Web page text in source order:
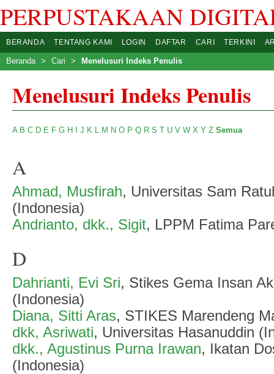
PERPUSTAKAAN
BERANDA TENTANG KAMI LOGIN DAFTAR CARI TERKINI
Beranda > Cari > Menelusuri Indeks Penulis
Menelusuri Indeks Penulis
A B C D E F G H J K M N O P Q R S T U V W X Y Z Semua
A
Ahmad, Musfirah, Universitas Sam
(Indonesia)
Andrianto, dkk., Sigit, LPPM Fatima
D
Dahrianti, Evi Sri, Stikes Gema Insan
(Indonesia)
Diana, Sitti Aras, STIKES Marendeng
dkk, Asriwati, Universitas Hasanuddin
dkk., Agustinus Purna Irawan, Ikatan
(Indonesia)